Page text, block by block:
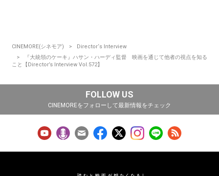
CINEMORE(シネモア)
Director‘s Interview
『大統領のケーキ』ハサン・ハーディ監督 映画を通じて他者の視点を知る
こと【Director’s Interview Vol.572】
FOLLOW US
CINEMOREをフォローして最新情報をチェック